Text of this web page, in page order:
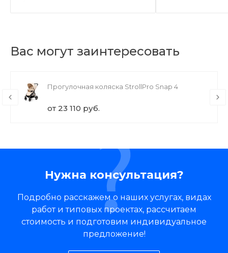
Вас могут заинтересовать
Прогулочная коляска StrollPro Snap 4
от 23 110 руб.
Нужна консультация?
Подробно расскажем о наших услугах, видах
работ и типовых проектах, рассчитаем
стоимость и подготовим индивидуальное
предложение!